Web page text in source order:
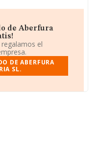
de Aberfura
el
DE ABERFURA
SL.